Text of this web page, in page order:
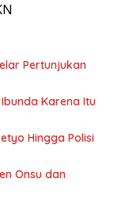
Pertunjukan
Karena Itu
Hingga Polisi
Onsu dan